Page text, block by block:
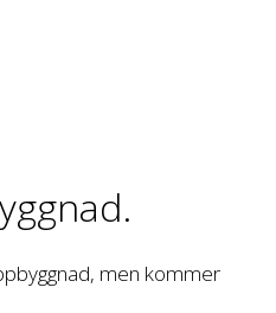
men kommer